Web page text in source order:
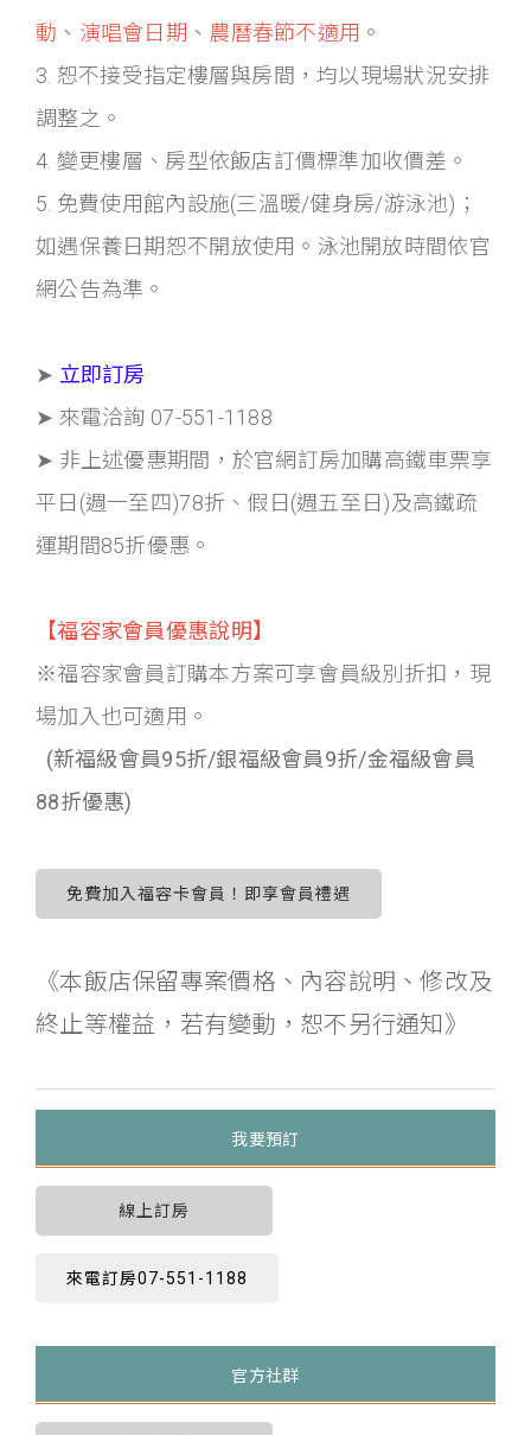
動、演唱會日期、農曆春節不適用 。
3. 恕不接受指定樓層與房間，均以現場狀況安排
調整之。
4. 變更樓層、房型依飯店訂價標準加收價差。
5. 免費使用館內設施(三溫暖/健身房/游泳池)；
如遇保養日期恕不開放使用。泳池開放時間依官
網公告為準。
➤ 立即訂房
➤ 來電洽詢 07-551-1188
➤ 非上述優惠期間，於官網訂房加購高鐵車票享
平日(週一至四)78折、假日(週五至日)及高鐵疏
運期間85折優惠。
【福容家會員優惠說明】
※福容家會員訂購本方案可享會員級別折扣，現
場加入也可適用。
(新福級會員95折/銀福級會員9折/金福級會員
88折優惠)
免費加入福容卡會員！即享會員禮遇
《本飯店保留專案價格、內容說明、修改及
終止等權益，若有變動，恕不另行通知》
我要預訂
線上訂房
來電訂房07-551-1188
官方社群